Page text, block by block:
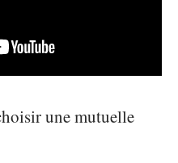
une mutuelle